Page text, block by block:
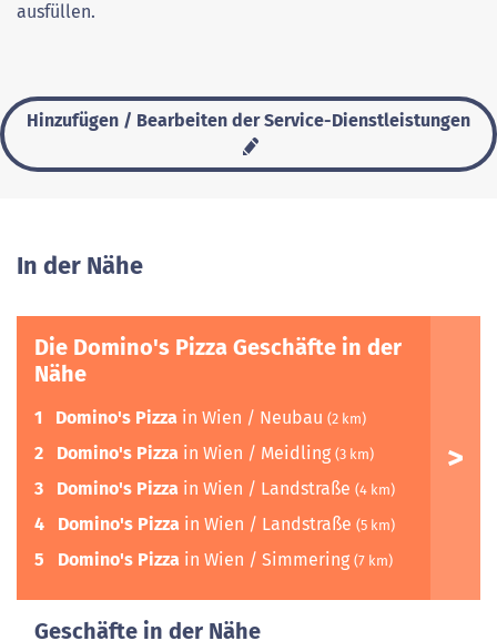
ausfüllen.
Hinzufügen / Bearbeiten der Service-Dienstleistungen
In der Nähe
Die Domino's Pizza Geschäfte in der
Nähe
1 Domino's Pizza in Wien / Neubau (2 km)
2 Domino's Pizza in Wien / Meidling (3 km)
3 Domino's Pizza in Wien / Landstraße (4 km)
4 Domino's Pizza in Wien / Landstraße (5 km)
5 Domino's Pizza in Wien / Simmering (7 km)
Geschäfte in der Nähe